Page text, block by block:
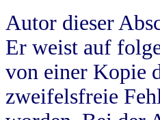
Autor dieser
Er weist auf
von einer Kopie
zweifelsfreie